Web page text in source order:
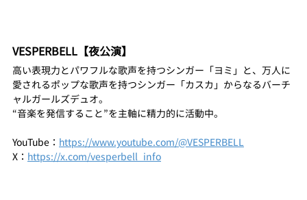
VESPERBELL【夜公演】
高い表現力とパワフルな歌声を持つシンガー「ヨミ」と、万人に
愛されるポップな歌声を持つシンガー「カスカ」からなるバーチ
ャルガールズデュオ。
“音楽を発信すること”を主軸に精力的に活動中。
YouTube： https://www.youtube.com/@VESPERBELL
X： https://x.com/vesperbell_info